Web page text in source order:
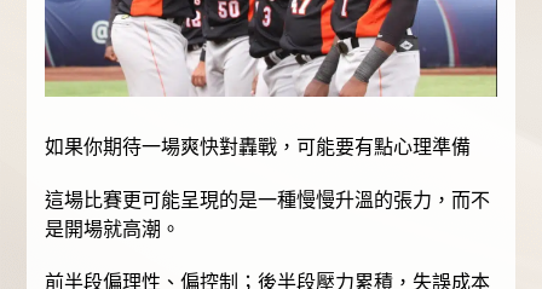
如果你期待一場爽快對轟戰，可能要有點心理準備
這場比賽更可能呈現的是一種慢慢升溫的張力，而不
是開場就高潮。
前半段偏理性、偏控制；後半段壓力累積，失誤成本